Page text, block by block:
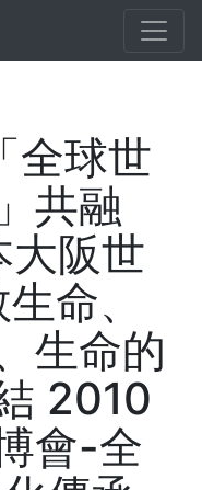
全球世
共融
大阪世
命、
生命的
2010
會-全